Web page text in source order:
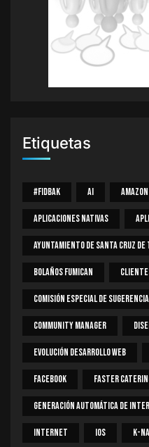
Etiquetas
#Fidbak AI Amazon
Aplicaciones Nativas
Ayuntamiento De Santa Cruz
Bolaños Fumican
Comisión Especial De
Community Manager
Evolución Desarrollo Web
Facebook Faster
Generación Automática De
Internet IOS K-